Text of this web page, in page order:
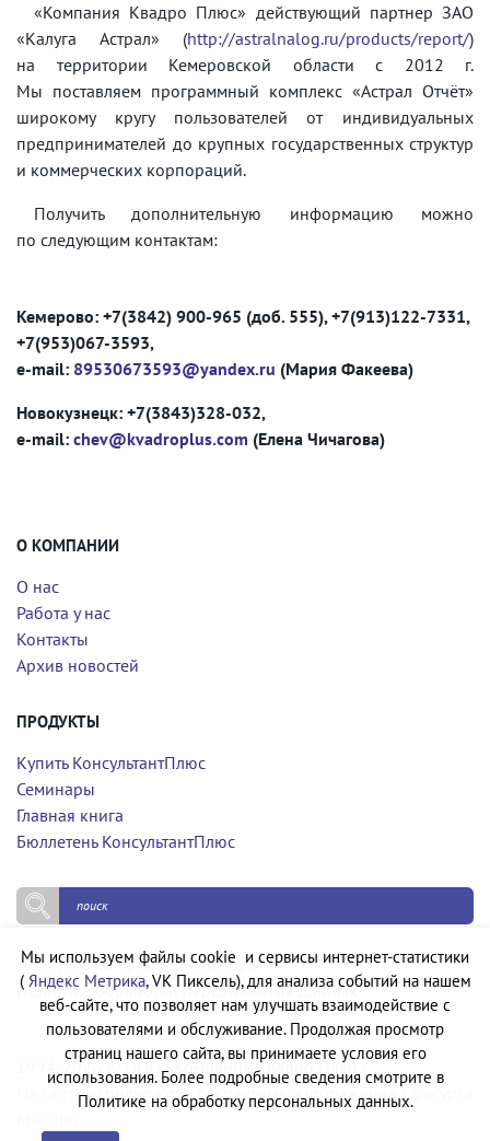
«Компания Квадро Плюс» действующий партнер ЗАО
«Калуга Астрал» (http://astralnalog.ru/products/report/)
на территории Кемеровской области с 2012 г.
Мы поставляем программный комплекс «Астрал Отчёт»
широкому кругу пользователей от индивидуальных
предпринимателей до крупных государственных структур
и коммерческих корпораций.
Получить дополнительную информацию можно
по следующим контактам:
Кемерово: +7(3842) 900-965 (доб. 555), +7(913)122-7331,
+7(953)067-3593,
e-mail: 89530673593@yandex.ru (Мария Факеева)
Новокузнецк: +7(3843)328-032,
e-mail: chev@kvadroplus.com (Елена Чичагова)
О КОМПАНИИ
О нас
Работа у нас
Контакты
Архив новостей
ПРОДУКТЫ
Купить КонсультантПлюс
Семинары
Главная книга
Бюллетень КонсультантПлюс
Политика конфиденциальности
Политика обработки персональных данных
1994-2026 © ООО «Компания Квадро Плюс»
На сайте используются бесплатные изображения с ресурса
Мы используем файлы cookie и сервисы интернет-статистики
( Яндекс Метрика, VK Пиксель), для анализа событий на нашем
веб-сайте, что позволяет нам улучшать взаимодействие с
пользователями и обслуживание. Продолжая просмотр
страниц нашего сайта, вы принимаете условия его
использования. Более подробные сведения смотрите в
Политике на обработку персональных данных.